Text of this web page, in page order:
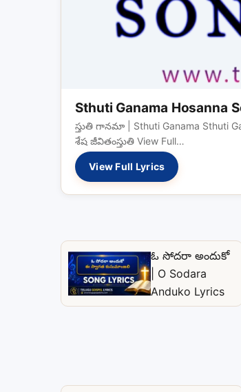
Sthuti Ganama Hosanna
స్తుతి గానమా | Sthuti Ganama
శేష జీవితంస్తుతి View Full…
View Full Lyrics
ఓ సోదరా అందుకో
| O Sodara
Anduko Lyrics